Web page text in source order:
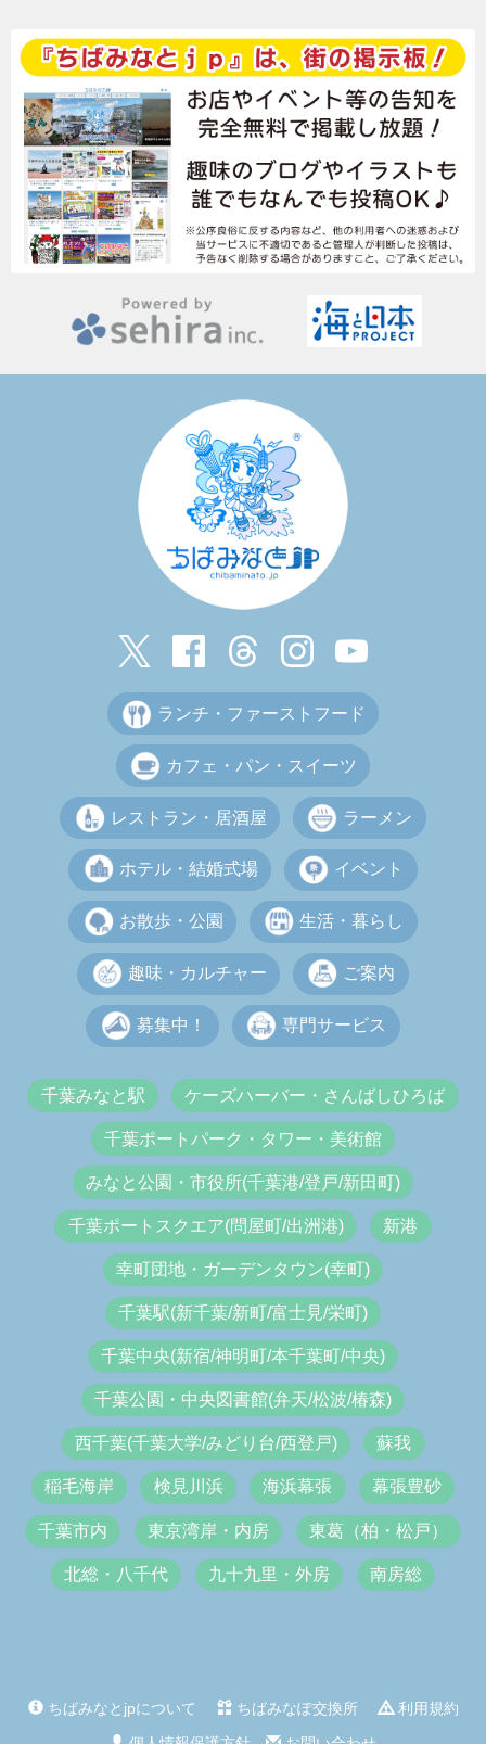
ランチ・ファーストフード
カフェ・パン・スイーツ
レストラン・居酒屋 ラーメン
ホテル・結婚式場 イベント
お散歩・公園 生活・暮らし
趣味・カルチャー ご案内
募集中！ 専門サービス
千葉みなと駅 ケーズハーバー・さんばしひろば
千葉ポートパーク・タワー・美術館
みなと公園・市役所(千葉港/登戸/新田町)
千葉ポートスクエア(問屋町/出洲港) 新港
幸町団地・ガーデンタウン(幸町)
千葉駅(新千葉/新町/富士見/栄町)
千葉中央(新宿/神明町/本千葉町/中央)
千葉公園・中央図書館(弁天/松波/椿森)
西千葉(千葉大学/みどり台/西登戸) 蘇我
稲毛海岸 検見川浜 海浜幕張 幕張豊砂
千葉市内 東京湾岸・内房 東葛（柏・松戸）
北総・八千代 九十九里・外房 南房総
ちばみなとjpについて ちばみなぽ交換所
利用規約